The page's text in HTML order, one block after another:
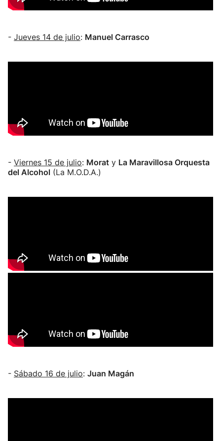
- Jueves 14 de julio: Manuel Carrasco
- Viernes 15 de julio: Morat y La Maravillosa Orquesta
del Alcohol (La M.O.D.A.)
- Sábado 16 de julio: Juan Magán